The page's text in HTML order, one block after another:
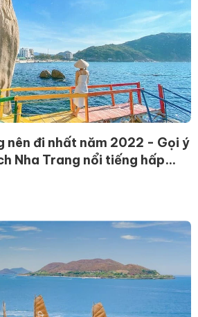
nên đi nhất năm 2022 - Gọi ý
Nha Trang nổi tiếng hấp